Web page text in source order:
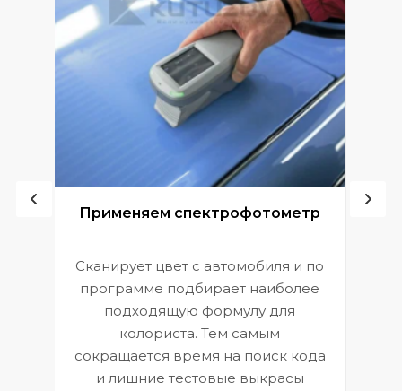
Применяем спектрофотометр
Сканирует цвет с автомобиля и по
программе подбирает наиболее
подходящую формулу для
колориста. Тем самым
сокращается время на поиск кода
и лишние тестовые выкрасы